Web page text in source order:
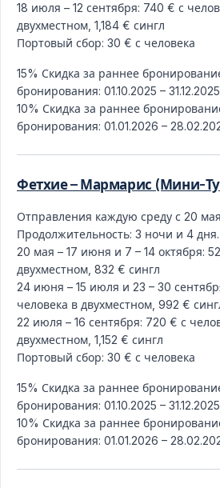
18 июля – 12 сентября: 740 € с
двухместном, 1,184 € сингл
Портовый сбор: 30 € с человека
15% Скидка за раннее
бронирования: 01.10.2025 – 31.12.2025
10% Скидка за раннее
бронирования: 01.01.2026 –
Фетхие – Мармарис (Мини-
Отправления каждую среду с 20
Продолжительность: 3 ночи и 4 дня.
20 мая – 17 июня и 7 – 14 октября:
двухместном, 832 € сингл
24 июня – 15 июля и 23 – 30
человека в двухместном, 992 €
22 июля – 16 сентября: 720 € с
двухместном, 1,152 € сингл
Портовый сбор: 30 € с человека
15% Скидка за раннее
бронирования: 01.10.2025 – 31.12.2025
10% Скидка за раннее
бронирования: 01.01.2026 –